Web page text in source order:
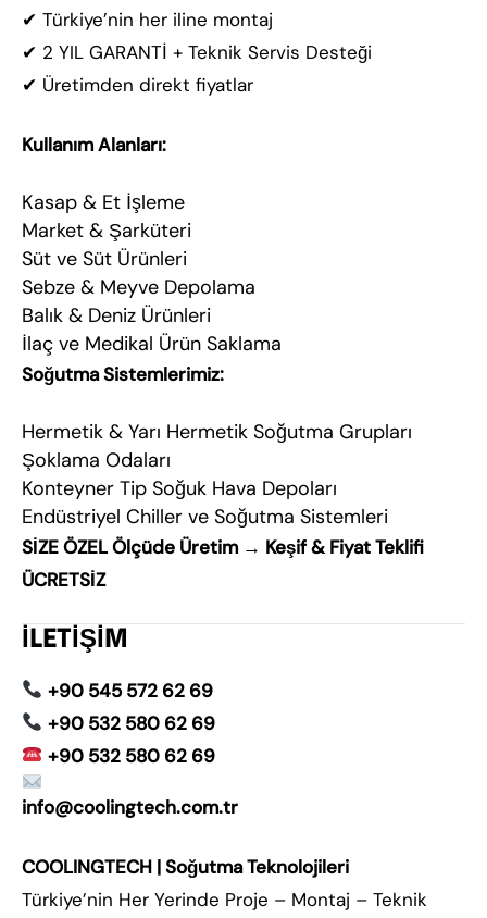
✔ Türkiye’nin her iline montaj
✔ 2 YIL GARANTİ + Teknik Servis Desteği
✔ Üretimden direkt fiyatlar
Kullanım Alanları:
Kasap & Et İşleme
Market & Şarküteri
Süt ve Süt Ürünleri
Sebze & Meyve Depolama
Balık & Deniz Ürünleri
İlaç ve Medikal Ürün Saklama
Soğutma Sistemlerimiz:
Hermetik & Yarı Hermetik Soğutma Grupları
Şoklama Odaları
Konteyner Tip Soğuk Hava Depoları
Endüstriyel Chiller ve Soğutma Sistemleri
SİZE ÖZEL Ölçüde Üretim → Keşif & Fiyat Teklifi
ÜCRETSİZ
İLETİŞİM
+90 545 572 62 69
+90 532 580 62 69
+90 532 580 62 69
info@coolingtech.com.tr
COOLINGTECH | Soğutma Teknolojileri
Türkiye’nin Her Yerinde Proje – Montaj – Teknik